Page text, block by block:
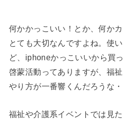
何かかっこいい！とか、何か
とても大切なんですよね。使
ど、iphoneかっこいいから買
啓蒙活動ってありますが、福
やり方が一番響くんだろうな
福祉や介護系イベントでは見